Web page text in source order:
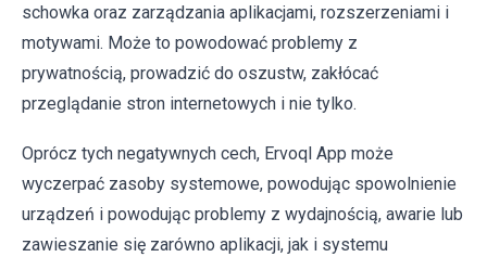
schowka oraz zarządzania aplikacjami, rozszerzeniami i
motywami. Może to powodować problemy z
prywatnością, prowadzić do oszustw, zakłócać
przeglądanie stron internetowych i nie tylko.
Oprócz tych negatywnych cech, Ervoql App może
wyczerpać zasoby systemowe, powodując spowolnienie
urządzeń i powodując problemy z wydajnością, awarie lub
zawieszanie się zarówno aplikacji, jak i systemu